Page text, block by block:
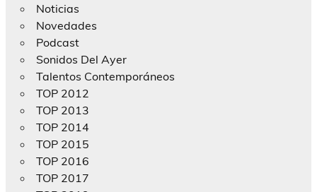
Noticias
Novedades
Podcast
Sonidos Del Ayer
Talentos Contemporáneos
TOP 2012
TOP 2013
TOP 2014
TOP 2015
TOP 2016
TOP 2017